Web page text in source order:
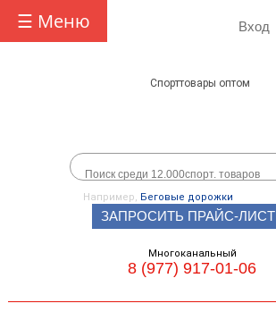
☰ Меню Вход
Спорттовары оптом
Например, Беговые дорожки
ЗАПРОСИТЬ ПРАЙС-ЛИСТ
Многоканальный
8 (977) 917-01-06